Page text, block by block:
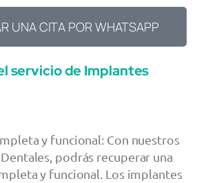
UNA CITA POR WHATSAPP
servicio de Implantes
y funcional: Con nuestros
podrás recuperar una
y funcional. Los implantes